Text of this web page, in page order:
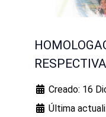
Creado: 16
Última